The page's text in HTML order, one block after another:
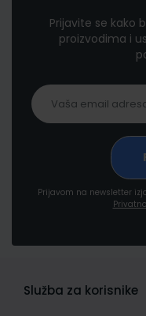
Prijavite se kako
proizvodima i
Prijavom na newsletter
Služba za korisnike